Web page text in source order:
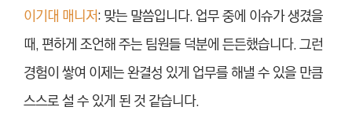
이기대 매니저: 맞는 말씀입니다. 업무 중에 이슈가 생겼을
때, 편하게 조언해 주는 팀원들 덕분에 든든했습니다. 그런
경험이 쌓여 이제는 완결성 있게 업무를 해낼 수 있을 만큼
스스로 설 수 있게 된 것 같습니다.